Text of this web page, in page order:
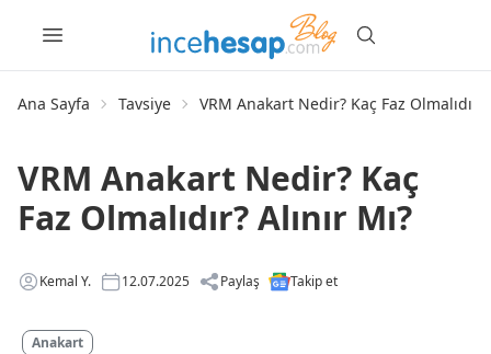
Ana Sayfa Tavsiye VRM Anakart Nedir? Kaç Faz Olmalıdır?
VRM Anakart Nedir? Kaç
Faz Olmalıdır? Alınır Mı?
Kemal Y. 12.07.2025 Paylaş Takip et
Anakart